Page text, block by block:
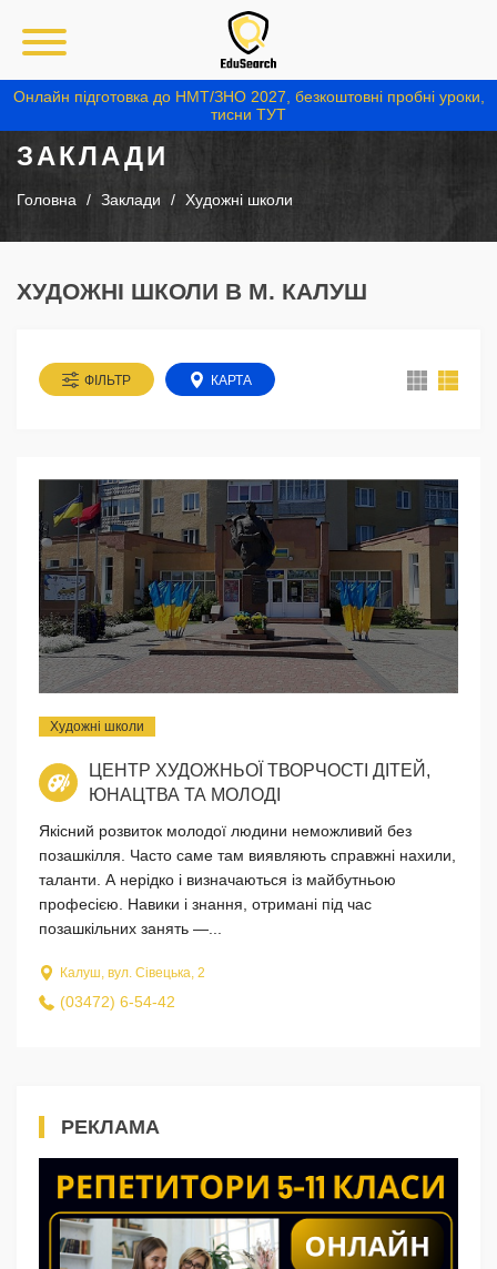
Онлайн підготовка до НМТ/ЗНО 2027, безкоштовні пробні уроки,
тисни ТУТ
ЗАКЛАДИ
Головна Заклади Художні школи
ХУДОЖНІ ШКОЛИ В М. КАЛУШ
ФІЛЬТР КАРТА
Художні школи
ЦЕНТР ХУДОЖНЬОЇ ТВОРЧОСТІ ДІТЕЙ,
ЮНАЦТВА ТА МОЛОДІ
Якісний розвиток молодої людини неможливий без
позашкілля. Часто саме там виявляють справжні нахили,
таланти. А нерідко і визначаються із майбутньою
професією. Навики і знання, отримані під час
позашкільних занять —...
Калуш, вул. Сівецька, 2
(03472) 6-54-42
РЕКЛАМА